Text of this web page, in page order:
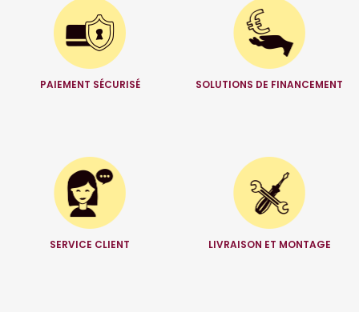
PAIEMENT SÉCURISÉ SOLUTIONS DE FINANCEMENT
SERVICE CLIENT LIVRAISON ET MONTAGE